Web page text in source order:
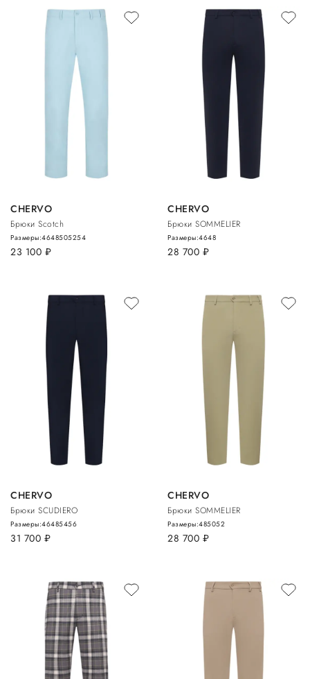
CHERVO
Брюки Scotch
23 100 руб.
Размеры:4648505254
CHERVO
Брюки SOMMELIER
28 700 руб.
Размеры:4648
CHERVO
Брюки SCUDIERO
31 700 руб.
Размеры:46485456
CHERVO
Брюки SOMMELIER
28 700 руб.
Размеры:485052